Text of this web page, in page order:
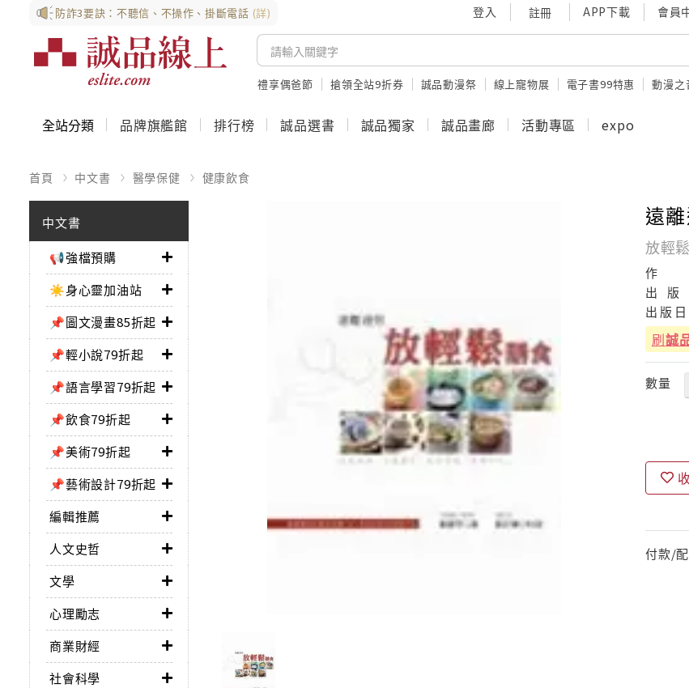
防詐3要訣：不聽信、不操作、掛斷電話 (詳) 登入 註冊 APP下載 會員
禮享偶爸節 搶領全站9折券 誠品動漫祭 線上寵物展 電子書99特惠 動漫之
全站分類 品牌旗艦館 排行榜 誠品選書 誠品獨家 誠品畫廊 活動專區 expo
首頁 中文書 醫學保健 健康飲食
中文書
📢強檔預購
☀️身心靈加油站
📌圖文漫畫85折起
📌輕小說79折起
📌語言學習79折起
📌飲食79折起
📌美術79折起
📌藝術設計79折起
編輯推薦
人文史哲
文學
心理勵志
商業財經
社會科學
遠
放輕
作
出
版
出 版 日
刷誠
數量
付款/